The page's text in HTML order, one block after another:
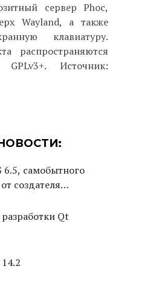
сервер Phoc,
Wayland, а также
клавиатуру.
распространяются
Источник:
6.5, самобытного
создателя
Qt